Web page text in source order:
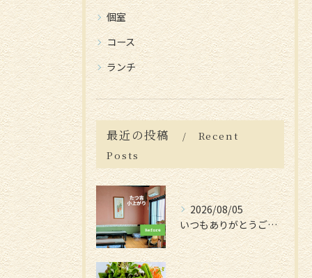
個室
コース
ランチ
最近の投稿
Recent
Posts
2026/08/05
いつもありがとうございます😊